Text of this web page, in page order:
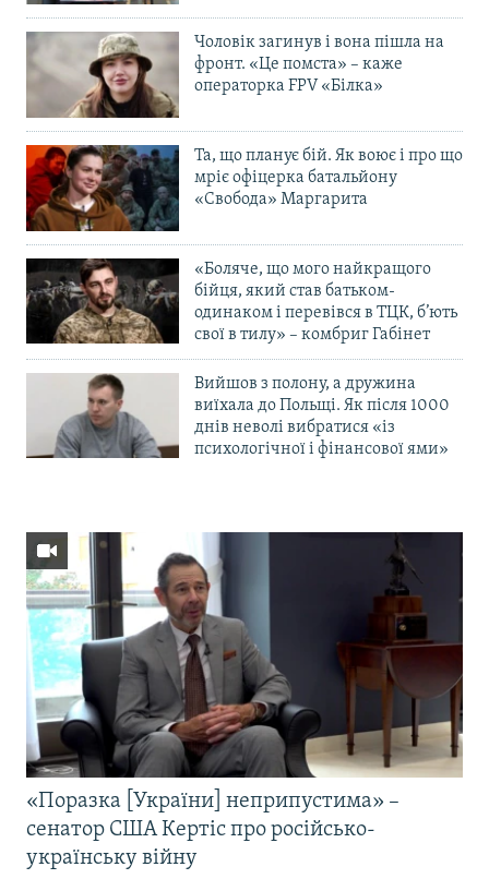
Чоловік загинув і вона пішла на
фронт. «Це помста» – каже
операторка FPV «Білка»
Та, що планує бій. Як воює і про що
мріє офіцерка батальйону
«Свобода» Маргарита
«Боляче, що мого найкращого
бійця, який став батьком-
одинаком і перевівся в ТЦК, б’ють
свої в тилу» – комбриг Габінет
Вийшов з полону, а дружина
виїхала до Польщі. Як після 1000
днів неволі вибратися «із
психологічної і фінансової ями»
«Поразка [України] неприпустима» –
сенатор США Кертіс про російсько-
українську війну